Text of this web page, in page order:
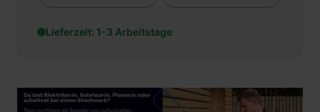
Lieferzeit: 1-3 Arbeitstage